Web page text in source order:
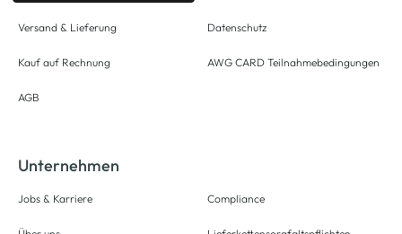
Versand & Lieferung
Kauf auf Rechnung
AGB
Datenschutz
AWG CARD Teilnahmebedingungen
Unternehmen
Jobs & Karriere Compliance